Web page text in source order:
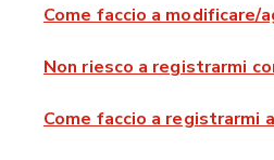
Come faccio a modificare/
Non riesco a registrarmi
Come faccio a